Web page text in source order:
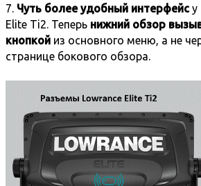
7. Чуть более удобный интерфейс у
Elite Ti2. Теперь нижний обзор
кнопкой из основного меню, а не
странице бокового обзора.